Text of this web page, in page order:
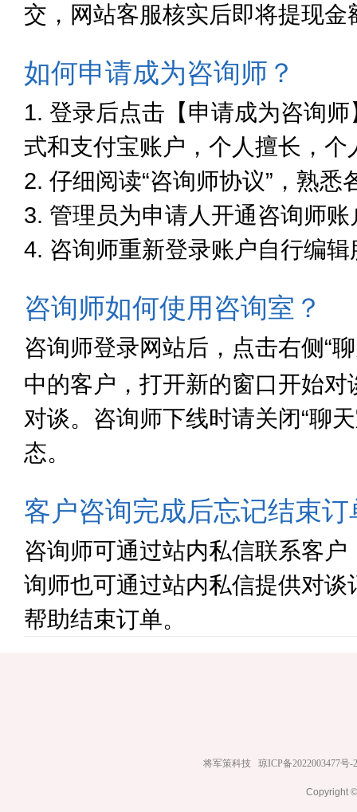
交，网站客服核实后即将提现
如何申请成为咨询师？
1. 登录后点击【申请成为咨询
式和支付宝账户，个人擅长，
2. 仔细阅读“咨询师协议”，熟
3. 管理员为申请人开通咨询师账
4. 咨询师重新登录账户自行编
咨询师如何使用咨询室？
咨询师登录网站后，点击右侧“
中的客户，打开新的窗口开始
对谈。咨询师下线时请关闭“聊
态。
客户咨询完成后忘记结束
咨询师可通过站内私信联系客
询师也可通过站内私信提供对
帮助结束订单。
将军策科技 琼ICP备2022003477号-2
Copyright